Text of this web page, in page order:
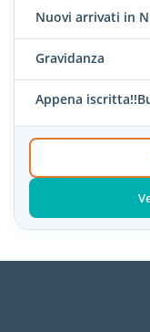
Nuovi arrivati in
Gravidanza
Appena